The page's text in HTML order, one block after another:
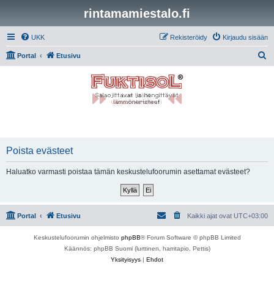
rintamamiestalo.fi
UKK Kirjaudu sisään
Rekisteröidy
Portal Etusivu
Poista evästeet
Haluatko varmasti poistaa tämän keskustelufoorumin asettamat evästeet?
Portal Etusivu Kaikki ajat ovat UTC+03:00
Keskustelufoorumin ohjelmisto phpBB® Forum Software © phpBB Limited
Käännös: phpBB Suomi (lurttinen, harritapio, Pettis)
Yksityisyys | Ehdot